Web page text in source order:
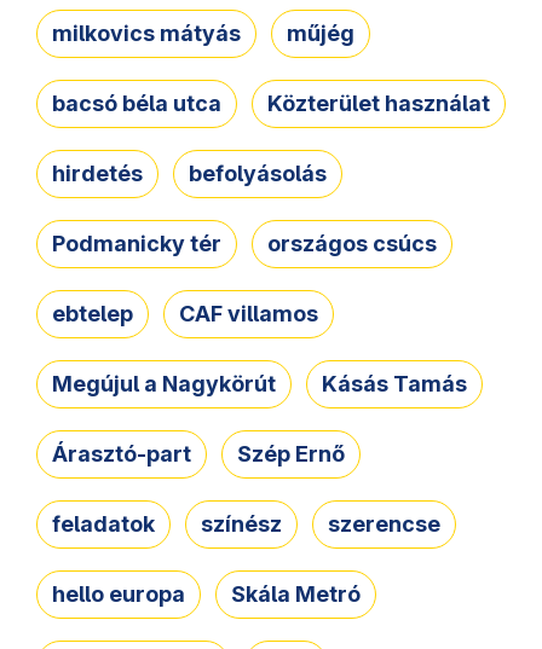
milkovics mátyás műjég
bacsó béla utca Közterület használat
hirdetés befolyásolás
Podmanicky tér országos csúcs
ebtelep CAF villamos
Megújul a Nagykörút Kásás Tamás
Árasztó-part Szép Ernő
feladatok színész szerencse
hello europa Skála Metró